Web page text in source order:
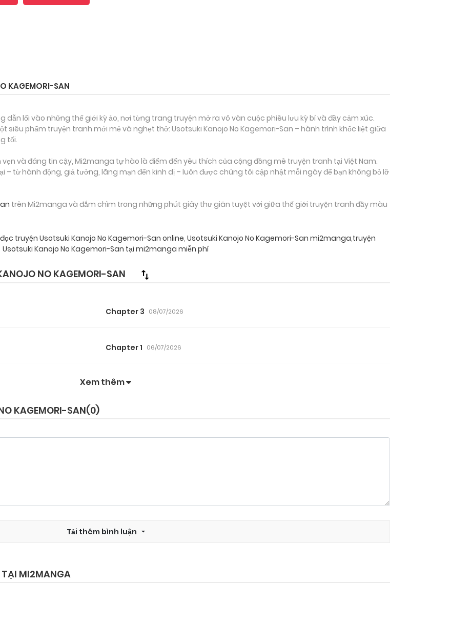
KAGEMORI-SAN
dẫn lối vào những thế giới kỳ ảo, nơi từng trang truyện mở ra vô vàn cuộc phiêu lưu kỳ bí và đầy cảm xúc.
siêu phẩm truyện tranh mới mẻ và nghẹt thở: Usotsuki Kanojo No Kagemori-San – hành trình khốc liệt giữa
tối.
và đáng tin cậy, Mi2manga tự hào là điểm đến yêu thích của cộng đồng mê truyện tranh tại Việt Nam.
từ hành động, giả tưởng, lãng mạn đến kinh dị – luôn được chúng tôi cập nhật mỗi ngày để bạn không bỏ lỡ
trên Mi2manga và đắm chìm trong những phút giây thư giãn tuyệt vời giữa thế giới truyện tranh đầy màu
đọc truyện Usotsuki Kanojo No Kagemori-San online, Usotsuki Kanojo No Kagemori-San mi2manga,truyện
Usotsuki Kanojo No Kagemori-San tại mi2manga miễn phí
NO KAGEMORI-SAN
Chapter 3 08/07/2026
Chapter 1 06/07/2026
Xem thêm
KAGEMORI-SAN(0)
Tải thêm bình luận
TẠI MI2MANGA